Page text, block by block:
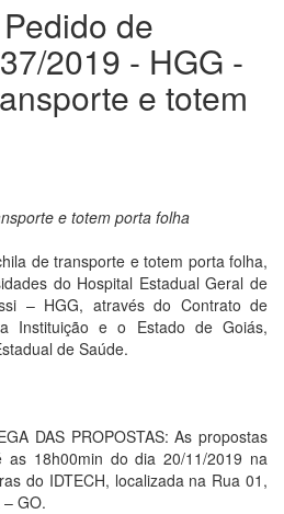
de
2019 - HGG -
e totem
e totem porta folha
de transporte e totem porta folha,
do Hospital Estadual Geral de
– HGG, através do Contrato de
Instituição e o Estado de Goiás,
de Saúde.
DAS PROPOSTAS: As propostas
as 18h00min do dia 20/11/2019 na
do IDTECH, localizada na Rua 01,
GO.